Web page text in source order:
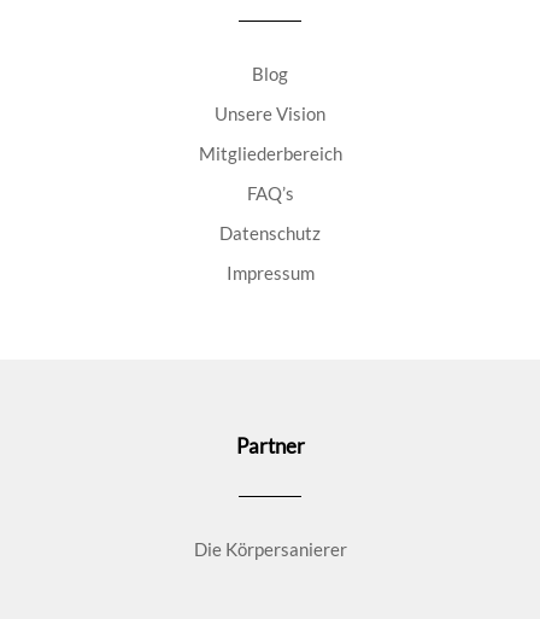
Blog
Unsere Vision
Mitgliederbereich
FAQ’s
Datenschutz
Impressum
Partner
Die Körpersanierer